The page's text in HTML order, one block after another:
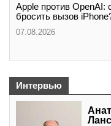
Apple против OpenAI:
бросить вызов
07.08.2026
Интервью